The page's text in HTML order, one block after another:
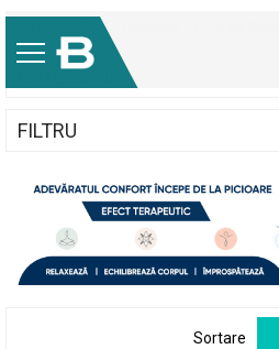
|
CATEGORII
FILTRU
Sortare